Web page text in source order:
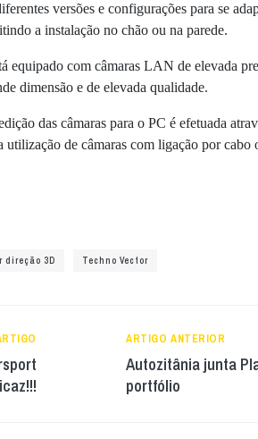
versões e configurações para se
a instalação no chão ou na parede.
equipado com câmaras LAN de elevada
dimensão e de elevada qualidade.
das câmaras para o PC é efetuada
de câmaras com ligação por cabo
direção 3D Techno Vector
ARTIGO ANTERIOR
Autozitânia junta
portfólio